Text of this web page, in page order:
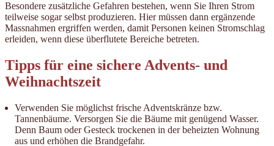
Besondere zusätzliche Gefahren bestehen, wenn Sie Ihren Strom
teilweise sogar selbst produzieren. Hier müssen dann ergänzende
Massnahmen ergriffen werden, damit Personen keinen Stromschlag
erleiden, wenn diese überflutete Bereiche betreten.
Tipps für eine sichere Advents- und
Weihnachtszeit
Verwenden Sie möglichst frische Adventskränze bzw.
Tannenbäume. Versorgen Sie die Bäume mit genügend Wasser.
Denn Baum oder Gesteck trockenen in der beheizten Wohnung
aus und erhöhen die Brandgefahr.